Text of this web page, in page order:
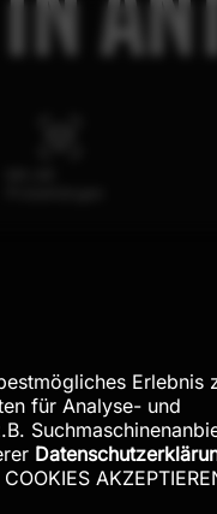
Erlebnis
für Analyse- und